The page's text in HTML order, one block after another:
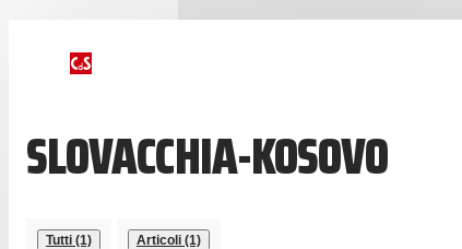
SLOVACCHIA-KOSOVO
Tutti (1) Articoli (1)